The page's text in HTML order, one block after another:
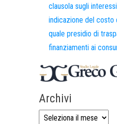
clausola sugli
indicazione del costo
quale presidio di
finanziamenti ai
Archivi